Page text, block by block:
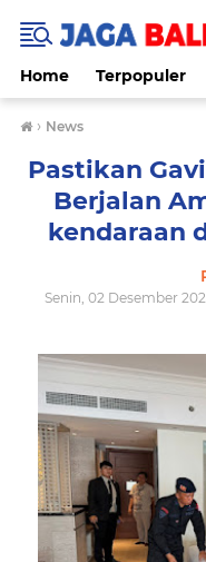
Home Terpopuler
› News
Pastikan
Berjalan
kendaraan
Senin, 02 Desember